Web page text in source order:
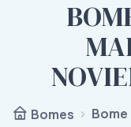
Bomes
Bome